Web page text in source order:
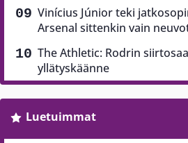
Vinícius Júnior teki
Arsenal sittenkin vain
The Athletic: Rodrin
yllätyskäänne
Luetuimmat